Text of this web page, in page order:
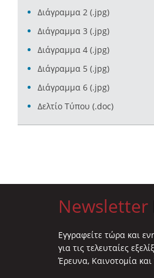
Διάγραμμα 2 (.jpg)
Διάγραμμα 3 (.jpg)
Διάγραμμα 4 (.jpg)
Διάγραμμα 5 (.jpg)
Διάγραμμα 6 (.jpg)
Δελτίο Τύπου (.doc)
Newsletter
Eγγραφείτε τώρα και
για τις τελευταίες
Έρευνα, Καινοτομία και